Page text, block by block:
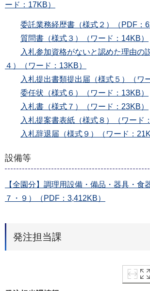
ード：17KB）
委託業務経歴書（様式２）（PDF：
質問書（様式３）（ワード：14KB）
入札参加資格がないと認めた理由の
４）（ワード：13KB）
入札提出書類提出届（様式５）（ワ
委任状（様式６）（ワード：13KB）
入札書（様式７）（ワード：23KB）
入札提案書表紙（様式８）（ワード
入札辞退届（様式９）（ワード：
設備等
【全園分】調理用設備・備品・器具・食
７・９）（PDF：3,412KB）
発注担当課